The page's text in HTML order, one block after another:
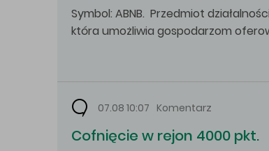
Symbol: ABNB. Przedmiot
która umożliwia gospodarzom
07.08 10:07 Komentarz
Cofnięcie w rejon 4000 pkt.